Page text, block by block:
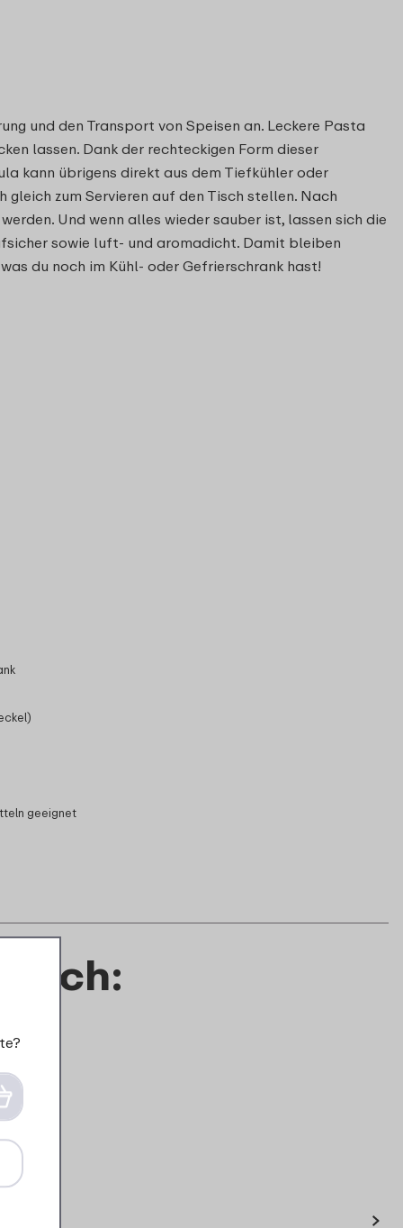
und den Transport von Speisen an. Leckere Pasta
lassen. Dank der rechteckigen Form dieser
kann übrigens direkt aus dem Tiefkühler oder
zum Servieren auf den Tisch stellen. Nach
Und wenn alles wieder sauber ist, lassen sich die
sowie luft- und aromadicht. Damit bleiben
du noch im Kühl- oder Gefrierschrank hast!
geeignet
›